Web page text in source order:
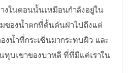
งในตอนนั้นเหมือนกำลังอยู่ใน
ของน้ำตกที่ดั้นด้นฝ่าไปถึงแต่
งน้ำที่กระเซ็นมากระทบผิว และ
บเขาของบาหลี ที่ที่มีแค่เราใน